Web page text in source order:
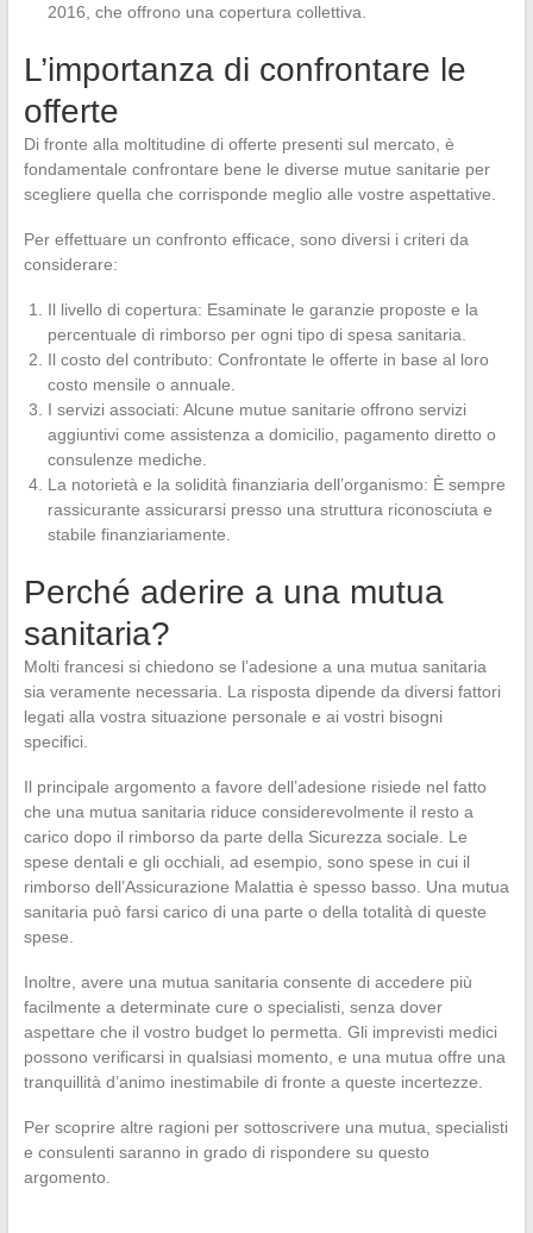
2016, che offrono una copertura collettiva.
L’importanza di confrontare le
offerte
Di fronte alla moltitudine di offerte presenti sul mercato, è
fondamentale confrontare bene le diverse mutue sanitarie per
scegliere quella che corrisponde meglio alle vostre aspettative.
Per effettuare un confronto efficace, sono diversi i criteri da
considerare:
Il livello di copertura: Esaminate le garanzie proposte e la
percentuale di rimborso per ogni tipo di spesa sanitaria.
Il costo del contributo: Confrontate le offerte in base al loro
costo mensile o annuale.
I servizi associati: Alcune mutue sanitarie offrono servizi
aggiuntivi come assistenza a domicilio, pagamento diretto o
consulenze mediche.
La notorietà e la solidità finanziaria dell’organismo: È sempre
rassicurante assicurarsi presso una struttura riconosciuta e
stabile finanziariamente.
Perché aderire a una mutua
sanitaria?
Molti francesi si chiedono se l’adesione a una mutua sanitaria
sia veramente necessaria. La risposta dipende da diversi fattori
legati alla vostra situazione personale e ai vostri bisogni
specifici.
Il principale argomento a favore dell’adesione risiede nel fatto
che una mutua sanitaria riduce considerevolmente il resto a
carico dopo il rimborso da parte della Sicurezza sociale. Le
spese dentali e gli occhiali, ad esempio, sono spese in cui il
rimborso dell’Assicurazione Malattia è spesso basso. Una mutua
sanitaria può farsi carico di una parte o della totalità di queste
spese.
Inoltre, avere una mutua sanitaria consente di accedere più
facilmente a determinate cure o specialisti, senza dover
aspettare che il vostro budget lo permetta. Gli imprevisti medici
possono verificarsi in qualsiasi momento, e una mutua offre una
tranquillità d’animo inestimabile di fronte a queste incertezze.
Per scoprire altre ragioni per sottoscrivere una mutua, specialisti
e consulenti saranno in grado di rispondere su questo
argomento.